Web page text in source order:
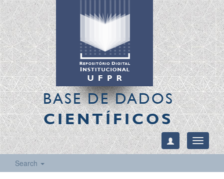
BASE DE DADOS
CIENTÍFICOS
Toggle
Search